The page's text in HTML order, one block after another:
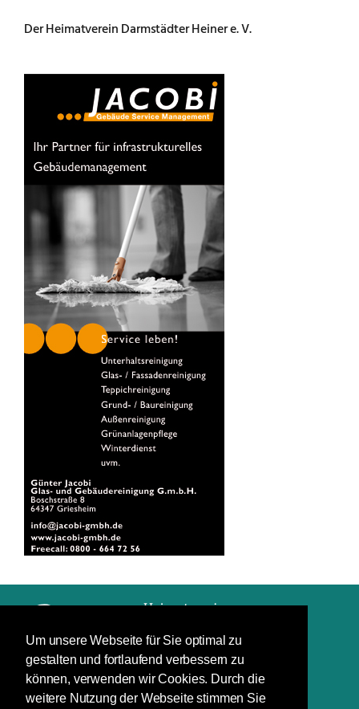
Um unsere Webseite für Sie optimal zu
gestalten und fortlaufend verbessern zu
können, verwenden wir Cookies. Durch die
weitere Nutzung der Webseite stimmen Sie
Der Heimatverein Darmstädter Heiner e. V.
Impressum
Datenschutz